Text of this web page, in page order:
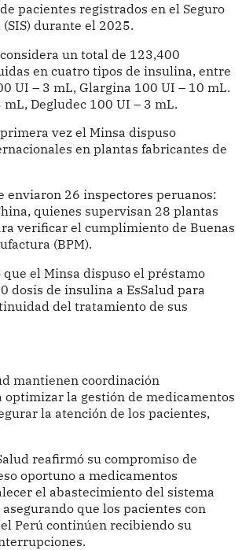
pacientes registrados en el Seguro
durante el 2025.
un total de 123,400
en cuatro tipos de insulina, entre
UI – 3 mL, Glargina 100 UI – 10 mL.
Degludec 100 UI – 3 mL.
vez el Minsa dispuso
en plantas fabricantes de
enviaron 26 inspectores peruanos:
quienes supervisan 28 plantas
verificar el cumplimiento de Buenas
(BPM).
el Minsa dispuso el préstamo
dosis de insulina a EsSalud para
del tratamiento de sus
mantienen coordinación
optimizar la gestión de medicamentos
la atención de los pacientes,
reafirmó su compromiso de
oportuno a medicamentos
el abastecimiento del sistema
que los pacientes con
Perú continúen recibiendo su